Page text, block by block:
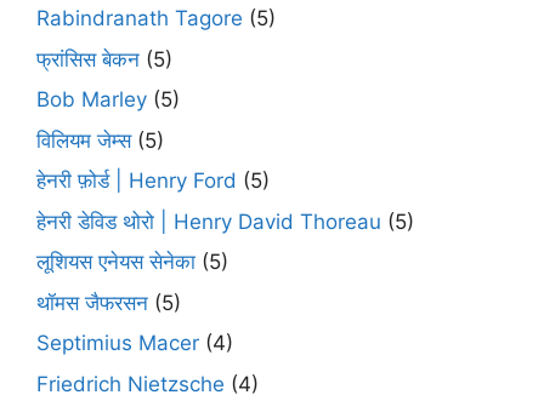
Rabindranath Tagore (5)
फ्रांसिस बेकन (5)
Bob Marley (5)
विलियम जेम्स(5)
हेनरी फ़ोर्ड | Henry Ford (5)
हेनरी डेविड थोरो | Henry David Thoreau (5)
लूशियस एनेयस सेनेका (5)
थॉमस जैफरसन (5)
Septimius Macer (4)
Friedrich Nietzsche (4)